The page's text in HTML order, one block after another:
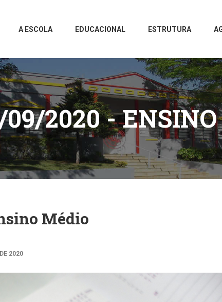
A ESCOLA EDUCACIONAL ESTRUTURA
2020 -
Médio
2020